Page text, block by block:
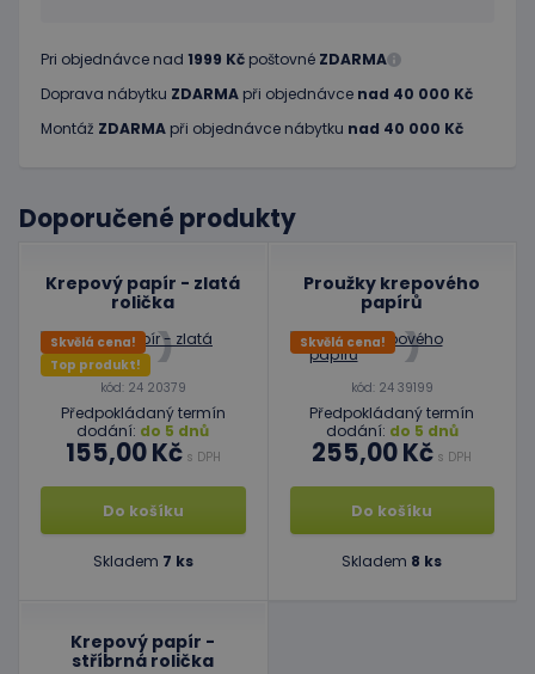
Pri objednávce nad 1999 Kč poštovné ZDARMA
Doprava nábytku ZDARMA při objednávce nad 40 000 Kč
Montáž ZDARMA při objednávce nábytku nad 40 000 Kč
Doporučené produkty
Krepový papír - zlatá
rolička
Skvělá cena!
Top produkt!
kód: 24 20379
Předpokládaný termín
dodání: do 5 dnů
155,00 Kčs DPH
Do košíku
Skladem 7 ks
Proužky krepového
papírů
Skvělá cena!
kód: 24 39199
Předpokládaný termín
dodání: do 5 dnů
255,00 Kč s DPH
Do košíku
Skladem 8 ks
Krepový papír -
stříbrná rolička